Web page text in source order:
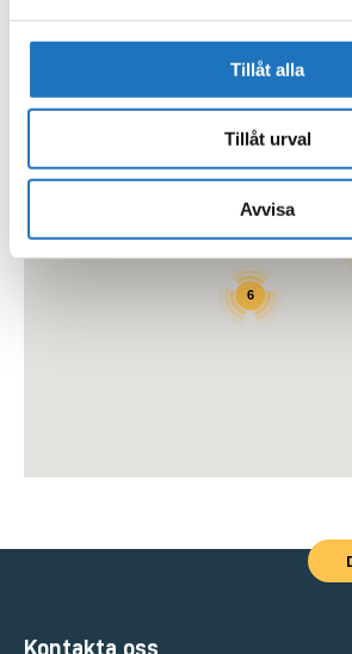
Tillåt alla
Tillåt urval
Avvisa8
6
Kontakta oss